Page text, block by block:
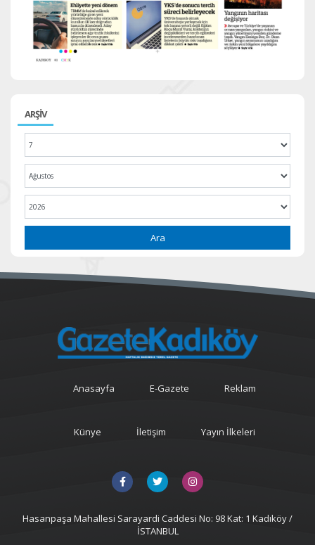
ARŞİV
Ara
Anasayfa E-Gazete Reklam
Künye İletişim Yayın İlkeleri
Hasanpaşa Mahallesi Sarayardi Caddesi No: 98 Kat: 1 Kadıköy /
İSTANBUL